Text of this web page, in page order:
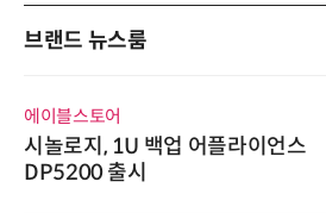
브랜드 뉴스룸
이블스토어
놀로지, 1U 백업 어플라이언스
출시